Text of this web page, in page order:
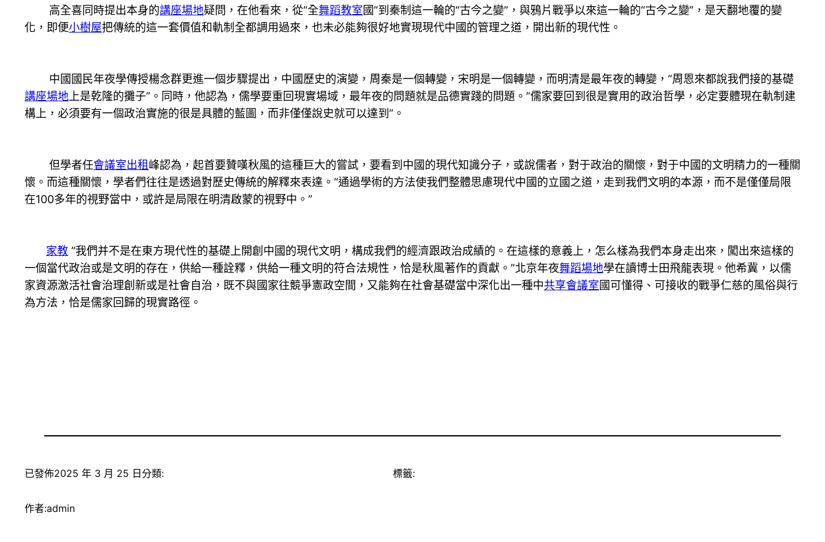
高全喜同時提出本身的講座場地疑問，在他看來，從“全舞蹈教室國”到秦制這一輪的“古今之變”，與鴉片戰爭以來這一輪的“古今之變”，是天翻地覆的變
化，即便小樹屋把傳統的這一套價值和軌制全都調用過來，也未必能夠很好地實現現代中國的管理之道，開出新的現代性。
中國國民年夜學傳授楊念群更進一個步驟提出，中國歷史的演變，周秦是一個轉變，宋明是一個轉變，而明清是最年夜的轉變，“周恩來都說我們接的基礎
講座場地上是乾隆的攤子”。同時，他認為，儒學要重回現實場域，最年夜的問題就是品德實踐的問題。“儒家要回到很是實用的政治哲學，必定要體現在軌制建
構上，必須要有一個政治實施的很是具體的藍圖，而非僅僅說史就可以達到”。
但學者任會議室出租峰認為，起首要贊嘆秋風的這種巨大的嘗試，要看到中國的現代知識分子，或說儒者，對于政治的關懷，對于中國的文明精力的一種關
懷。而這種關懷，學者們往往是透過對歷史傳統的解釋來表達。“通過學術的方法使我們整體思慮現代中國的立國之道，走到我們文明的本源，而不是僅僅局限
在100多年的視野當中，或許是局限在明清啟蒙的視野中。”
家教 “我們并不是在東方現代性的基礎上開創中國的現代文明，構成我們的經濟跟政治成績的。在這樣的意義上，怎么樣為我們本身走出來，闖出來這樣的
一個當代政治或是文明的存在，供給一種詮釋，供給一種文明的符合法規性，恰是秋風著作的貢獻。”北京年夜舞蹈場地學在讀博士田飛龍表現。他希冀，以儒
家資源激活社會治理創新或是社會自治，既不與國家往競爭憲政空間，又能夠在社會基礎當中深化出一種中共享會議室國可懂得、可接收的戰爭仁慈的風俗與行
為方法，恰是儒家回歸的現實路徑。
已發佈2025 年 3 月 25 日 分類:
作者:admin
標籤: